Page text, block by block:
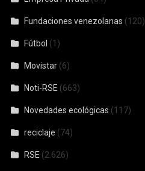
Fundaciones venezolanas (120)
Fútbol (1)
Movistar (6)
Noti-RSE (663)
Novedades ecológicas (117)
reciclaje (74)
RSE (2.626)